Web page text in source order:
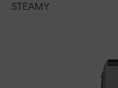
STEAMY